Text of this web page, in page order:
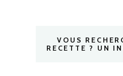
VOUS
RECETTE ? UN